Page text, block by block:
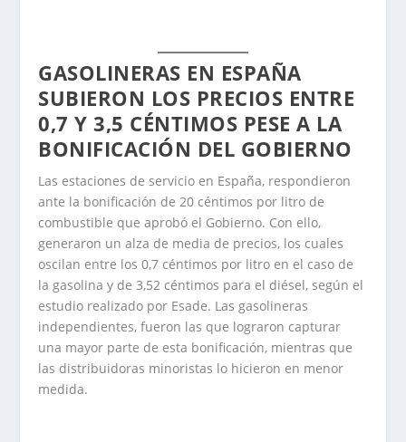
GASOLINERAS EN ESPAÑA
SUBIERON LOS PRECIOS ENTRE
0,7 Y 3,5 CÉNTIMOS PESE A LA
BONIFICACIÓN DEL GOBIERNO
Las estaciones de servicio en España, respondieron
ante la bonificación de 20 céntimos por litro de
combustible que aprobó el Gobierno. Con ello,
generaron un alza de media de precios, los cuales
oscilan entre los 0,7 céntimos por litro en el caso de
la gasolina y de 3,52 céntimos para el diésel, según el
estudio realizado por Esade. Las gasolineras
independientes, fueron las que lograron capturar
una mayor parte de esta bonificación, mientras que
las distribuidoras minoristas lo hicieron en menor
medida.